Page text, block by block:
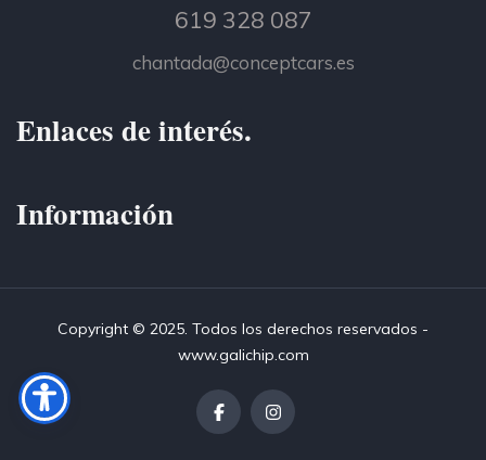
619 328 087
chantada@conceptcars.es
Enlaces de interés.
Información
Copyright © 2025. Todos los derechos reservados -
www.galichip.com